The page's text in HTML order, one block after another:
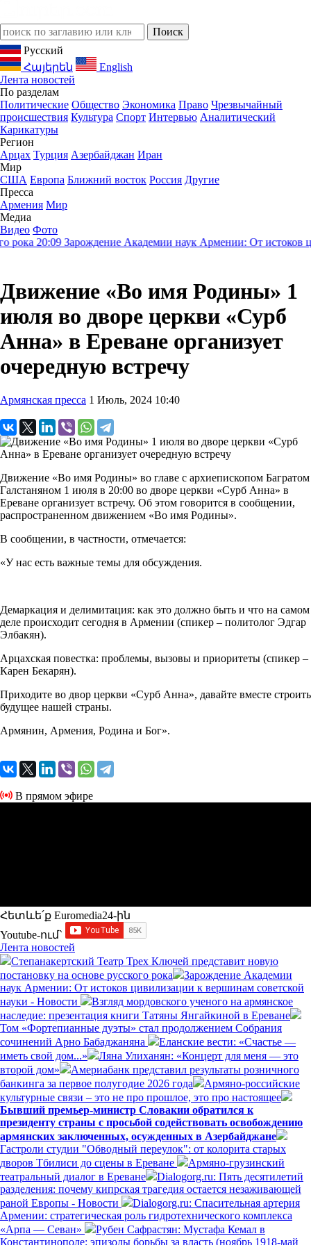
Русский
Հայերեն
English
Лента новостей
По разделам
Политические Общество Экономика Право Чрезвычайный
происшествия Культура Спорт Интервью Аналитический
Карикатуры
Регион
Арцах Турция Азербайджан Иран
Мир
США Европа Ближний восток Россия Другие
Пресса
Армения Мир
Медиа
Видео Фото
20:09Зарождение Академии наук Армении: От истоков
Движение «Во имя Родины» 1
июля во дворе церкви «Сурб
Анна» в Ереване организует
очередную встречу
Армянская пресса 1 Июль, 2024 10:40
Движение «Во имя Родины» во главе с архиепископом Багратом
Галстаняном 1 июля в 20:00 во дворе церкви «Сурб Анна» в
Ереване организует встречу. Об этом говорится в сообщении,
распространенном движением «Во имя Родины».
В сообщении, в частности, отмечается:
«У нас есть важные темы для обсуждения.
Демаркация и делимитация: как это должно быть и что на самом
деле происходит сегодня в Армении (спикер – политолог Эдгар
Элбакян).
Арцахская повестка: проблемы, вызовы и приоритеты (спикер –
Карен Бекарян).
Приходите во двор церкви «Сурб Анна», давайте вместе строить
будущее нашей страны.
Армянин, Армения, Родина и Бог».
В прямом эфире
Հետևե՛ք Euromedia24-ին
Youtube-ում`
Лента новостей
Степанакертский Театр Трех Ключей представит новую
постановку на основе русского рока
Зарождение Академии
наук Армении: От истоков цивилизации к вершинам советской
науки - Новости
Взгляд мордовского ученого на армянское
наследие: презентация книги Татяны Янгайкиной в Ереване
Том «Фортепианные дуэты» стал продолжением Собрания
сочинений Арно Бабаджаняна
Еланские вести: «Счастье —
иметь свой дом...»
Ляна Улиханян: «Концерт для меня — это
второй дом»
Америабанк представил результаты розничного
банкинга за первое полугодие 2026 года
Армяно-российские
культурные связи – это не про прошлое, это про настоящее
Бывший премьер-министр Словакии обратился к
президенту страны с просьбой содействовать освобождению
армянских заключенных, осужденных в Азербайджане
Гастроли студии "Обводный переулок": от колорита старых
дворов Тбилиси до сцены в Ереване
Армяно-грузинский
театральный диалог в Ереване
Dialogorg.ru: Пять десятилетий
разделения: почему кипрская трагедия остается незаживающей
раной Европы - Новости
Dialogorg.ru: Спасительная артерия
Армении: стратегическая роль гидротехнического комплекса
«Арпа — Севан»
Рубен Сафрастян: Мустафа Кемал в
Константинополе: эпизоды борьбы за власть (ноябрь 1918-май